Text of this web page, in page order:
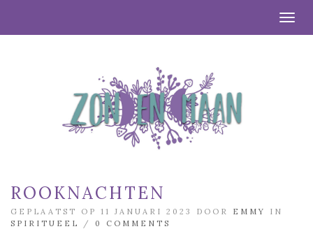
ROOKNACHTEN
GEPLAATST OP 11 JANUARI 2023 DOOR EMMY
IN
SPIRITUEEL
/ 0 COMMENTS